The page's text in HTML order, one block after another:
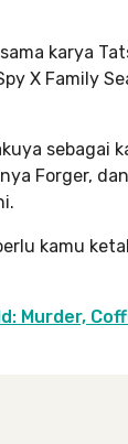
karya
X Family
sebagai
Forger,
kamu
Murder,